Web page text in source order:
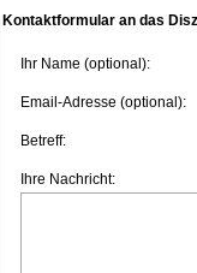
Kontaktformular an das
Ihr Name (optional):
Email-Adresse (optional):
Betreff:
Ihre Nachricht: